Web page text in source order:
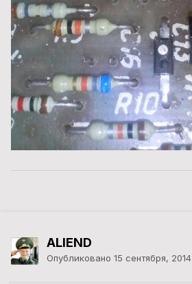
ALIEND
Опубликовано 15 сентября, 2014